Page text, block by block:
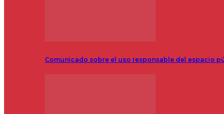
Comunicado sobre el uso responsable del espacio